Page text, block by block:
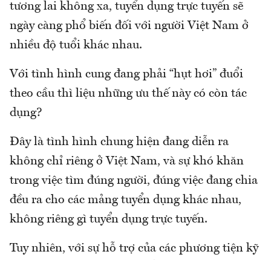
tương lai không xa, tuyển dụng trực tuyến sẽ
ngày càng phổ biến đối với người Việt Nam ở
nhiều độ tuổi khác nhau.
Với tình hình cung đang phải “hụt hơi” đuổi
theo cầu thì liệu những ưu thế này có còn tác
dụng?
Đây là tình hình chung hiện đang diễn ra
không chỉ riêng ở Việt Nam, và sự khó khăn
trong việc tìm đúng người, đúng việc đang chia
đều ra cho các mảng tuyển dụng khác nhau,
không riêng gì tuyển dụng trực tuyến.
Tuy nhiên, với sự hỗ trợ của các phương tiện kỹ